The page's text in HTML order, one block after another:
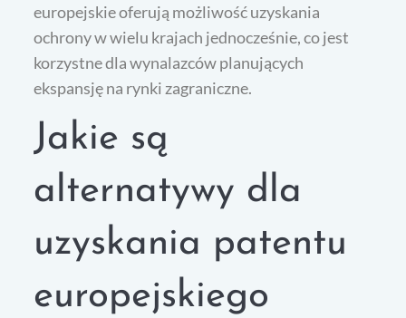
europejskie oferują możliwość uzyskania
ochrony w wielu krajach jednocześnie, co jest
korzystne dla wynalazców planujących
ekspansję na rynki zagraniczne.
Jakie są
alternatywy dla
uzyskania patentu
europejskiego